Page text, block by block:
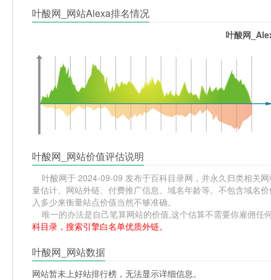
叶酸网_网站Alexa排名情况
叶酸网
叶酸网_网站价值评估说明
叶酸网于 2024-09-09 发布于百科目录网，并永久归类相关
量估计、网站外链、付费推广信息、域名年龄等。不包含域名
入多少来衡量站点价值当然不够准确。
唯一的办法是自己笔算网站的价值,这个估算不需要你雇佣任
科目录，搜索引擎白名单优质外链。
叶酸网_网站数据
网站暂未上好站排行榜，无法显示详细信息。